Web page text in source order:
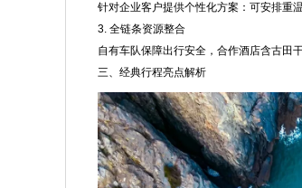
针对企业客户提供个性化方案：可安排重
3. 全链条资源整合
自有车队保障出行安全，合作酒店含古田
三、经典行程亮点解析